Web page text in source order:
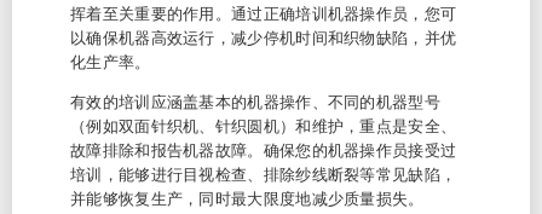
挥着至关重要的作用。通过正确培训机器操作员，您可
以确保机器高效运行，减少停机时间和织物缺陷，并优
化生产率。
有效的培训应涵盖基本的机器操作、不同的机器型号
（例如双面针织机、针织圆机）和维护，重点是安全、
故障排除和报告机器故障。确保您的机器操作员接受过
培训，能够进行目视检查、排除纱线断裂等常见缺陷，
并能够恢复生产，同时最大限度地减少质量损失。